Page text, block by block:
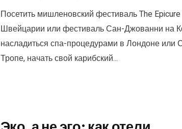
Посетить мишленовский фестиваль The
Швейцарии или фестиваль Сан-Джованни на
насладиться спа-процедурами в Лондоне или
Тропе, начать свой карибский...